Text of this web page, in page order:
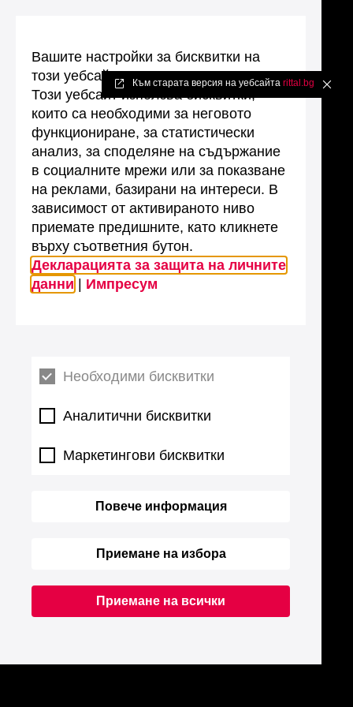
Към старата версия на уебсайта rittal.bg ✖
Вашите настройки за бисквитки на
този уебсайт
Този уебсайт използва бисквитки,
които са необходими за неговото
функциониране, за статистически
анализ, за споделяне на съдържание
в социалните мрежи или за показване
на реклами, базирани на интереси. В
зависимост от активираното ниво
приемате предишните, като кликнете
върху съответния бутон.
Декларацията за защита на личните
данни
Импресум
Необходими бисквитки
Аналитични бисквитки
Маркетингови бисквитки
Повече информация
Приемане на избора
Приемане на всички